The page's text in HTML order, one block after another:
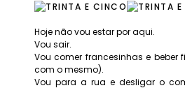
Hoje não vou estar por aqui.
Vou sair.
Vou comer francesinhas e
com o mesmo).
Vou para a rua e desligar o